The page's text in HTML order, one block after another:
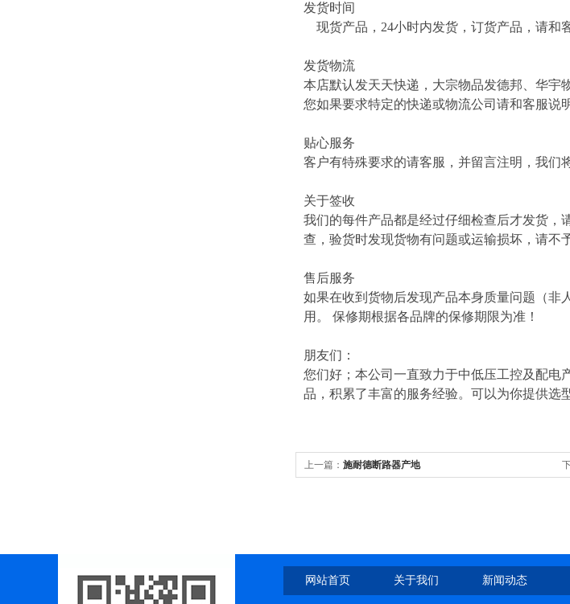
发货时间
现货产品，24小时内发货，订货产品，请和
发货物流
本店默认发天天快递，大宗物品发德邦、华宇
您如果要求特定的快递或物流公司请和客服说
贴心服务
客户有特殊要求的请客服，并留言注明，我们
关于签收
我们的每件产品都是经过仔细检查后才发货，
查，验货时发现货物有问题或运输损坏，请不
售后服务
如果在收到货物后发现产品本身质量问题（非
用。 保修期根据各品牌的保修期限为准！
朋友们：
您们好；本公司一直致力于中低压工控及配
品，积累了丰富的服务经验。可以为你提供选
上一篇： 施耐德断路器产地
网站首页 关于我们 新闻动态